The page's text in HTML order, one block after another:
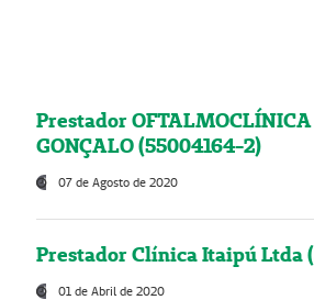
Prestador OFTALMOCLÍNICA
GONÇALO (55004164-2)
07 de Agosto de 2020
Prestador Clínica Itaipú Ltda
01 de Abril de 2020